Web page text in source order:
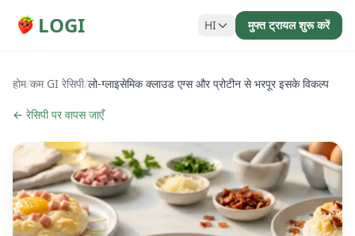
LOGI HI मुफ्त ट्रायल शुरू करें
होम/कम GI रेसिपी/लो-ग्लाइसेमिक क्लाउड एग्स और प्रोटीन से भरपूर इसके विकल्प
← रेसिपी पर वापस जाएँ